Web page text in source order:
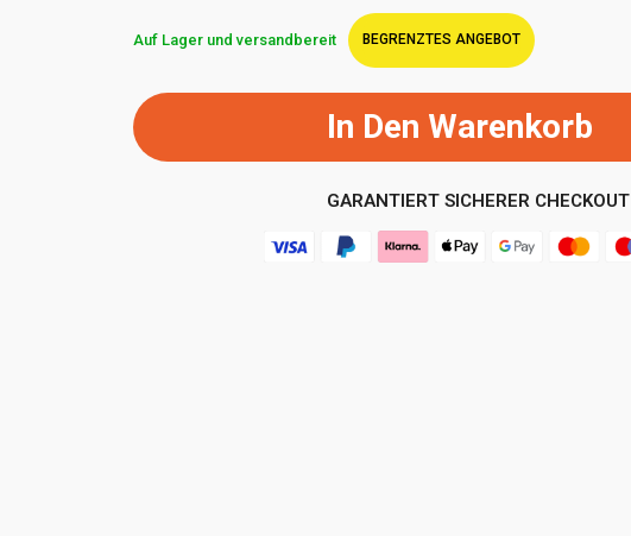
Auf Lager und versandbereit BEGRENZTES ANGEBOT
In Den Warenkorb
GARANTIERT SICHERER CHECKOUT